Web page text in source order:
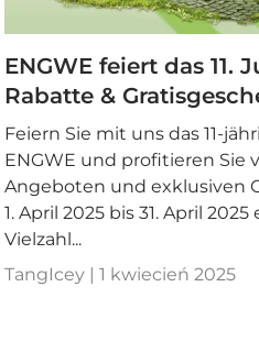
ENGWE feiert das 11.
Rabatte &
Feiern Sie mit uns das 11-
ENGWE und profitieren Sie
Angeboten und exklusiven
1. April 2025 bis 31. April
Vielzahl...
TangIcey |1 kwiecień 2025